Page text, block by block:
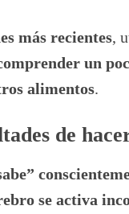
más recientes,
un
alimentos.
de
se activa